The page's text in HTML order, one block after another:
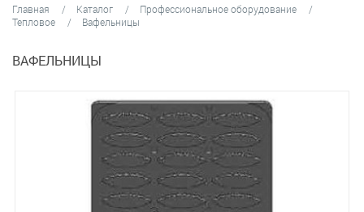
Главная Каталог
Профессиональное оборудование
Тепловое
Вафельницы
ВАФЕЛЬНИЦЫ